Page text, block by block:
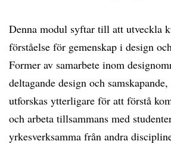
Denna modul syftar till att utveckla
förståelse för gemenskap i design
Former av samarbete inom
deltagande design och
utforskas ytterligare för att förstå
och arbeta tillsammans med
yrkesverksamma från andra